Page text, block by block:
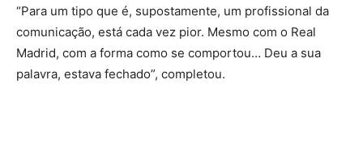
“Para um tipo que é, supostamente, um profissional da
comunicação, está cada vez pior. Mesmo com o Real
Madrid, com a forma como se comportou… Deu a sua
palavra, estava fechado”, completou.